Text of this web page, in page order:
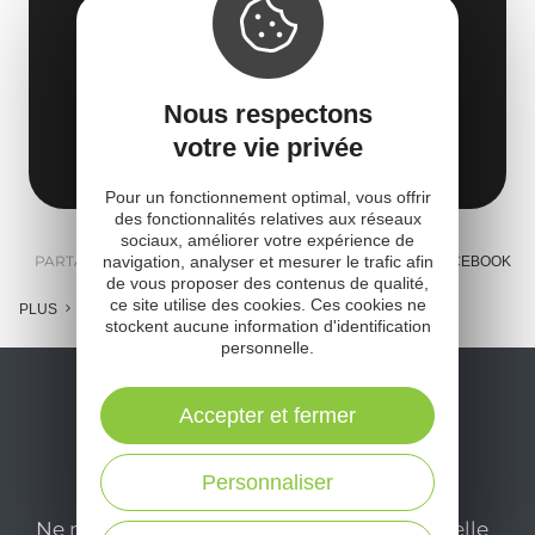
La Blaquèrerie
Chemin des Rajalous
12230 La Couvertoirade
Obtenir l'itinéraire
PARTAGER : E-MAIL MESSENGER FACEBOOK
PLUS
Ne manquez pas notre newsletter mensuelle
Nous respectons
votre vie privée
Pour un fonctionnement optimal, vous offrir
des fonctionnalités relatives aux réseaux
sociaux, améliorer votre expérience de
navigation, analyser et mesurer le trafic afin
de vous proposer des contenus de qualité,
ce site utilise des cookies. Ces cookies ne
stockent aucune information d'identification
personnelle.
Personnaliser
Accepter et fermer